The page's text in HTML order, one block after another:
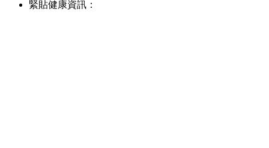
緊貼健康資訊：